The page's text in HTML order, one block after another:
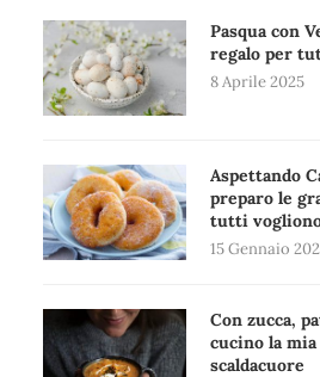
Pasqua con
regalo per
8 Aprile 2025
Aspettando
preparo le
tutti
15 Gennaio
Con zucca,
cucino la
scaldacuore